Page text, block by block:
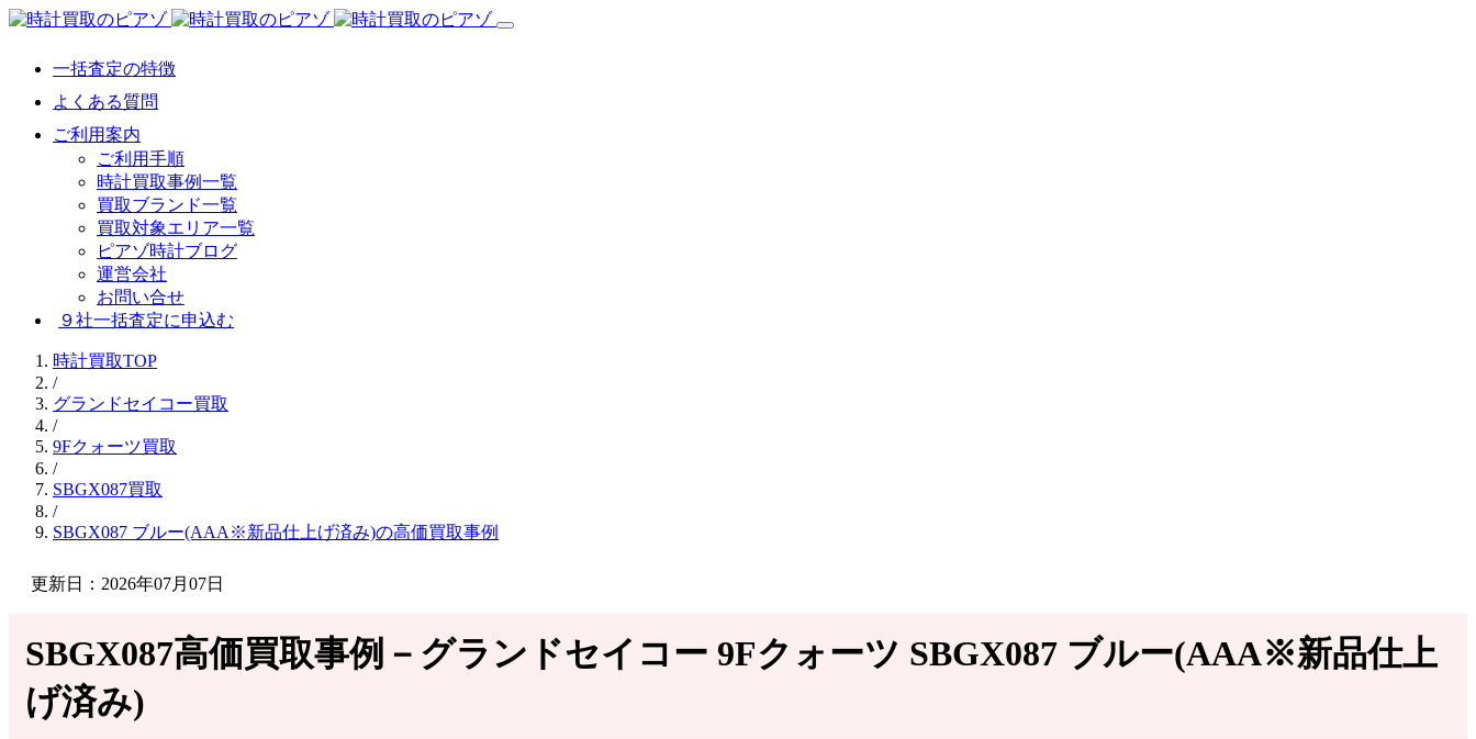
一括査定の特徴
よくある質問
ご利用案内
ご利用手順
時計買取事例一覧
買取ブランド一覧
買取対象エリア一覧
ピアゾ時計ブログ
運営会社
お問い合せ
９社一括査定に申込む
時計買取TOP
/
グランドセイコー買取
/
9Fクォーツ買取
/
SBGX087買取
/
SBGX087 ブルー(AAA※新品仕上げ済み)の高価買取事例
更新日：2026年07月07日
SBGX087高価買取事例－グランドセイコー 9Fクォーツ SBGX087 ブルー(AAA※新品仕上
げ済み)